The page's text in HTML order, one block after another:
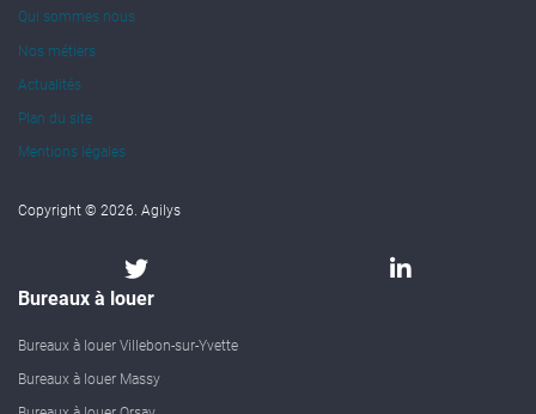
Qui sommes nous
Nos métiers
Actualités
Plan du site
Mentions légales
Copyright © 2026. Agilys
Bureaux à louer
Bureaux à louer Villebon-sur-Yvette
Bureaux à louer Massy